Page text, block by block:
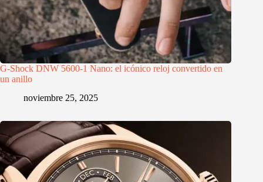
G-Shock DNW 5600-1 Nano: el icónico reloj convertido en
un anillo
noviembre 25, 2025